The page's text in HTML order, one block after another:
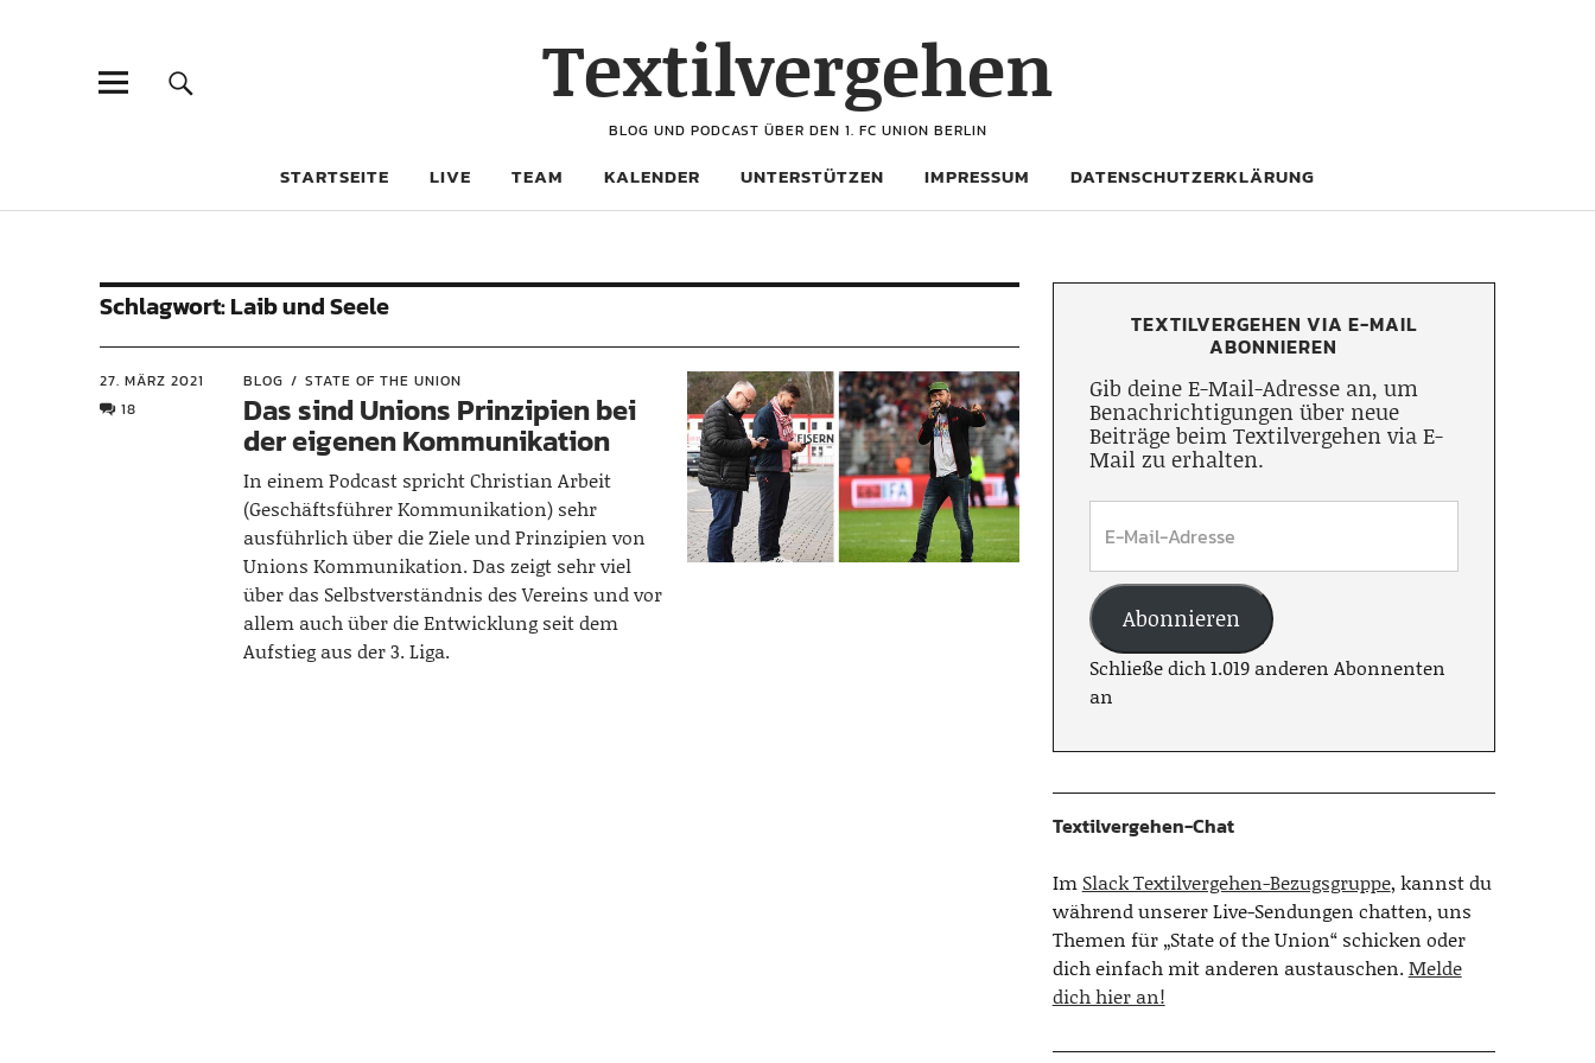
Textilvergehen
BLOG UND PODCAST ÜBER DEN 1. FC UNION BERLIN
STARTSEITE LIVE TEAM KALENDER UNTERSTÜTZEN IMPRESSUM DATENSCHUTZERKLÄRUNG
Schlagwort:Laib und Seele
27. MÄRZ 2021
18
BLOG STATE OF THE UNION
Das sind Unions Prinzipien bei
der eigenen Kommunikation
In einem Podcast spricht Christian Arbeit
(Geschäftsführer Kommunikation) sehr
ausführlich über die Ziele und Prinzipien von
Unions Kommunikation. Das zeigt sehr viel
über das Selbstverständnis des Vereins und vor
allem auch über die Entwicklung seit dem
Aufstieg aus der 3. Liga.
TEXTILVERGEHEN VIA E-MAIL
ABONNIEREN
Gib deine E-Mail-Adresse an, um
Benachrichtigungen über neue
Beiträge beim Textilvergehen via E-
Mail zu erhalten.
Abonnieren
Schließe dich 1.019 anderen Abonnenten
an
Textilvergehen-Chat
Im Slack Textilvergehen-Bezugsgruppe, kannst du
während unserer Live-Sendungen chatten, uns
Themen für „State of the Union“ schicken oder
dich einfach mit anderen austauschen.Melde
dich hier an!